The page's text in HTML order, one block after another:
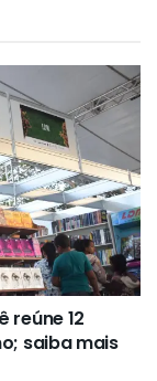
reúne 12
saiba mais